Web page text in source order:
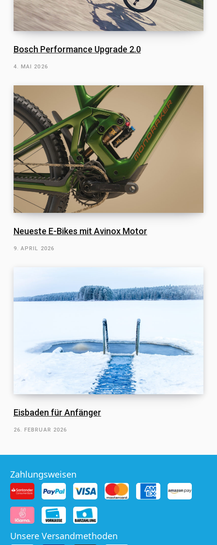
Bosch Performance Upgrade 2.0
4. MAI 2026
Neueste E-Bikes mit Avinox Motor
9. APRIL 2026
Eisbaden für Anfänger
26. FEBRUAR 2026
Zahlungsweisen
Unsere Versandmethoden